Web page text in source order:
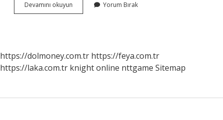
Devamını okuyun
Celali
Yorum Bırak
https://dolmoney.com.tr https://feya.com.tr
https://laka.com.tr knight online nttgame Sitemap